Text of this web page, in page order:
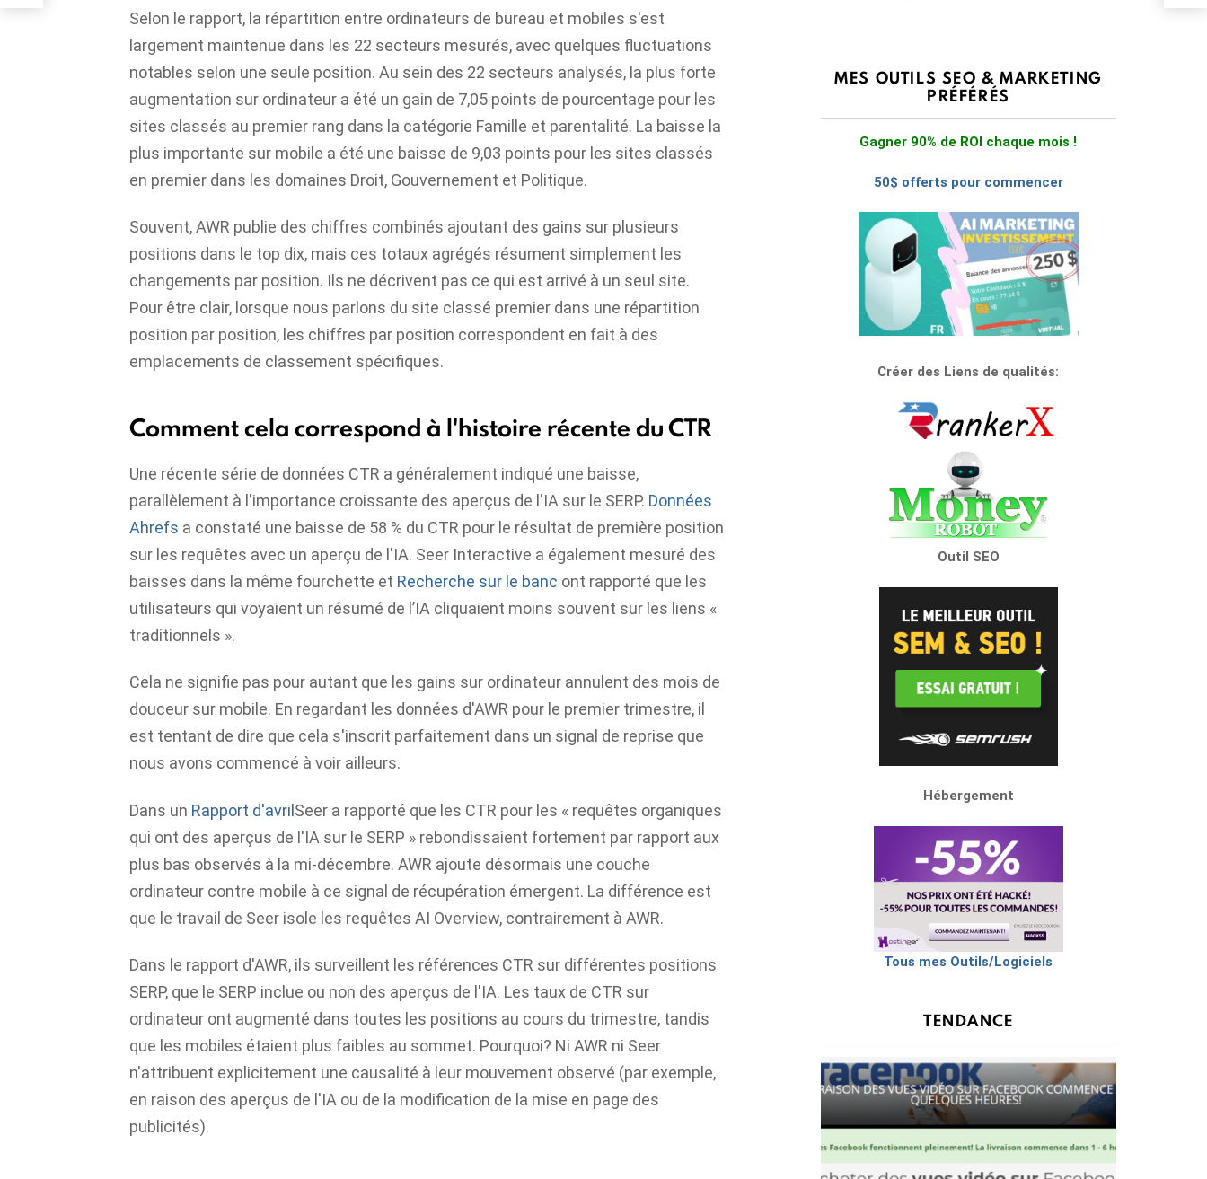
Selon le rapport, la répartition entre ordinateurs de bureau et mobiles s'est
largement maintenue dans les 22 secteurs mesurés, avec quelques fluctuations
notables selon une seule position. Au sein des 22 secteurs analysés, la plus forte
augmentation sur ordinateur a été un gain de 7,05 points de pourcentage pour les
sites classés au premier rang dans la catégorie Famille et parentalité. La baisse la
plus importante sur mobile a été une baisse de 9,03 points pour les sites classés
en premier dans les domaines Droit, Gouvernement et Politique.
Souvent, AWR publie des chiffres combinés ajoutant des gains sur plusieurs
positions dans le top dix, mais ces totaux agrégés résument simplement les
changements par position. Ils ne décrivent pas ce qui est arrivé à un seul site.
Pour être clair, lorsque nous parlons du site classé premier dans une répartition
position par position, les chiffres par position correspondent en fait à des
emplacements de classement spécifiques.
Comment cela correspond à l'histoire récente du CTR
Une récente série de données CTR a généralement indiqué une baisse,
parallèlement à l'importance croissante des aperçus de l'IA sur le SERP. Données
Ahrefs a constaté une baisse de 58 % du CTR pour le résultat de première position
sur les requêtes avec un aperçu de l'IA. Seer Interactive a également mesuré des
baisses dans la même fourchette et Recherche sur le banc ont rapporté que les
utilisateurs qui voyaient un résumé de l’IA cliquaient moins souvent sur les liens «
traditionnels ».
Cela ne signifie pas pour autant que les gains sur ordinateur annulent des mois de
douceur sur mobile. En regardant les données d'AWR pour le premier trimestre, il
est tentant de dire que cela s'inscrit parfaitement dans un signal de reprise que
nous avons commencé à voir ailleurs.
Dans un Rapport d'avrilSeer a rapporté que les CTR pour les « requêtes organiques
qui ont des aperçus de l'IA sur le SERP » rebondissaient fortement par rapport aux
plus bas observés à la mi-décembre. AWR ajoute désormais une couche
ordinateur contre mobile à ce signal de récupération émergent. La différence est
que le travail de Seer isole les requêtes AI Overview, contrairement à AWR.
Dans le rapport d'AWR, ils surveillent les références CTR sur différentes positions
SERP, que le SERP inclue ou non des aperçus de l'IA. Les taux de CTR sur
ordinateur ont augmenté dans toutes les positions au cours du trimestre, tandis
que les mobiles étaient plus faibles au sommet. Pourquoi? Ni AWR ni Seer
n'attribuent explicitement une causalité à leur mouvement observé (par exemple,
en raison des aperçus de l'IA ou de la modification de la mise en page des
publicités).
MES OUTILS SEO & MARKETING
PRÉFÉRÉS
Gagner 90% de ROI chaque mois !
50$ offerts pour commencer
Créer des Liens de qualités:
Outil SEO
Hébergement
Tous mes Outils/Logiciels
TENDANCE